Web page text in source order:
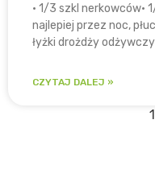
• 1/3 szkl nerkowców•
najlepiej przez noc,
łyżki drożdży
CZYTAJ DALEJ »
1